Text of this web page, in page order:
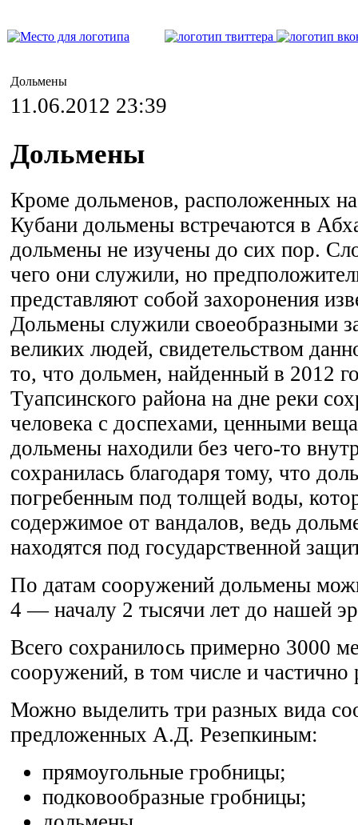
Дольмены
11.06.2012 23:39
Дольмены
Кроме дольменов, расположенных
Кубани дольмены встречаются в
дольмены не изучены до сих пор.
чего они служили, но
представляют собой захоронения
Дольмены служили своеобразными
великих людей, свидетельством
то, что дольмен, найденный в 2012
Туапсинского района на дне реки
человека с доспехами, ценными
дольмены находили без чего-то
сохранилась благодаря тому, что
погребенным под толщей воды,
содержимое от вандалов, ведь
находятся под государственной
По датам сооружений дольмены
4 — началу 2 тысячи лет до нашей
Всего сохранилось примерно 3000
сооружений, в том числе и
Можно выделить три разных вида
предложенных А.Д. Резепкиным:
прямоугольные гробницы;
подковообразные гробницы;